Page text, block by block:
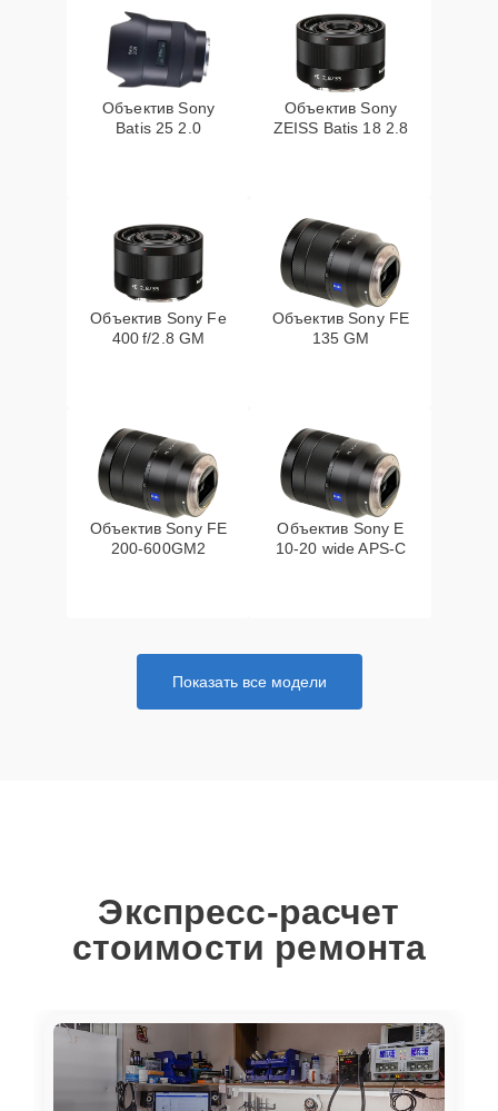
Объектив Sony
Batis 25 2.0
Объектив Sony
ZEISS Batis 18 2.8
Объектив Sony Fe
400 f/2.8 GM
Объектив Sony FE
135 GM
Объектив Sony FE
200‑600GM2
Объектив Sony E
10‑20 wide APS‑C
Показать все модели
Экспресс-расчет
стоимости ремонта